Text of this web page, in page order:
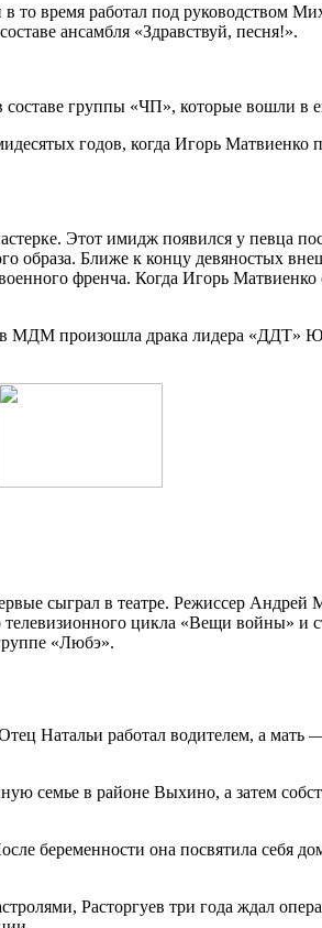
время работал под руководством
ансамбля «Здравствуй, песня!».
группы «ЧП», которые вошли в
годов, когда Игорь
Этот имидж появился у певца
образа. Ближе к концу девяностых
френча. Когда Игорь
МДМ произошла драка лидера «ДДТ»
сыграл в театре. Режиссер
цикла «Вещи войны» и
«Любэ».
Натальи работал водителем, а мать
семье в районе Выхино, а затем
беременности она посвятила себя
Расторгуев три года ждал